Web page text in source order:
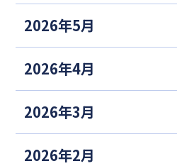
2026年5月
2026年4月
2026年3月
2026年2月